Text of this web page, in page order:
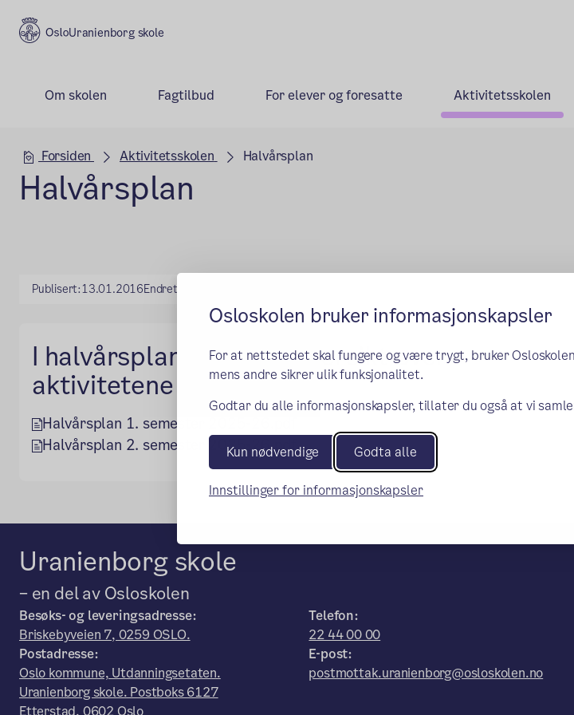
Osloskolen bruker informasjonskapsler
For at nettstedet skal fungere og være trygt, bruker
mens andre sikrer ulik funksjonalitet.
Godtar du alle informasjonskapsler, tillater du også at vi
Kun nødvendige Godta alle
Innstillinger for informasjonskapsler
Uranienborg skole
Om skolen Fagtilbud For elever og foresatte Aktivitetsskolen
Hovedseksjon
Forsiden Aktivitetsskolen Halvårsplan
Halvårsplan
Publisert:13.01.2016Endret:
I halvårsplanen finnes oversikt over
aktivitetene våre.
Halvårsplan 1. semester 2025-26.pdf
Halvårsplan 2. semester 2025-26.pdf
Uranienborg skole
– en del av Osloskolen
Besøks- og leveringsadresse:
Briskebyveien 7, 0259 OSLO.
Postadresse:
Oslo kommune, Utdanningsetaten.
Uranienborg skole. Postboks 6127
Telefon:
22 44 00 00
E-post:
postmottak.uranienborg@osloskolen.no